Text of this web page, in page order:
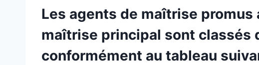
Les agents de maîtrise promus
maîtrise principal sont classés
conformément au tableau